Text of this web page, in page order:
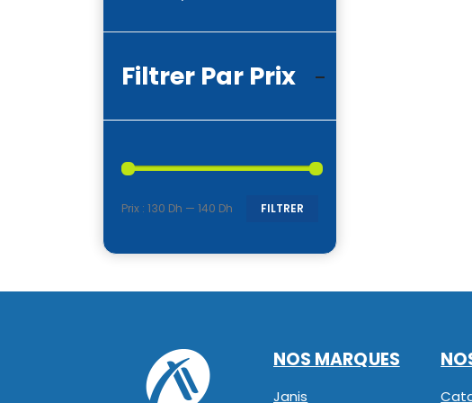
Filtrer Par Prix
FILTRER
Prix : 130 Dh — 140 Dh
NOS MARQUES
Janis